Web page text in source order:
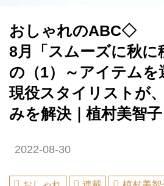
おしゃれのABC◇
8月「スムーズに秋に
の（1）～アイテムを
現役スタイリストが
みを解決｜植村美智子
2022-08-30